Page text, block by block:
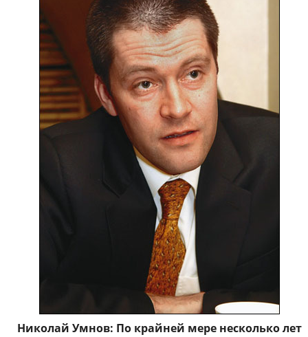
Николай Умнов: По крайней мере несколько лет